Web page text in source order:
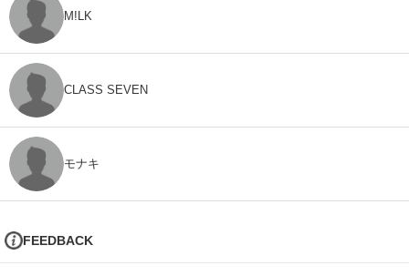
M!LK
CLASS SEVEN
モナキ
FEEDBACK